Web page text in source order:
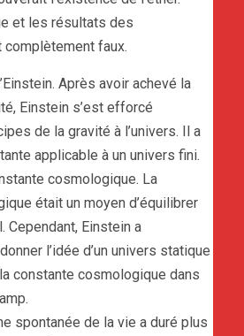
et les résultats des
faux.
Après avoir achevé la
Einstein s’est efforcé
de la gravité à l’univers. Il a
applicable à un univers fini.
cosmologique. La
était un moyen d’équilibrer
Cependant, Einstein a
l’idée d’un univers statique
constante cosmologique dans
spontanée de la vie a duré plus